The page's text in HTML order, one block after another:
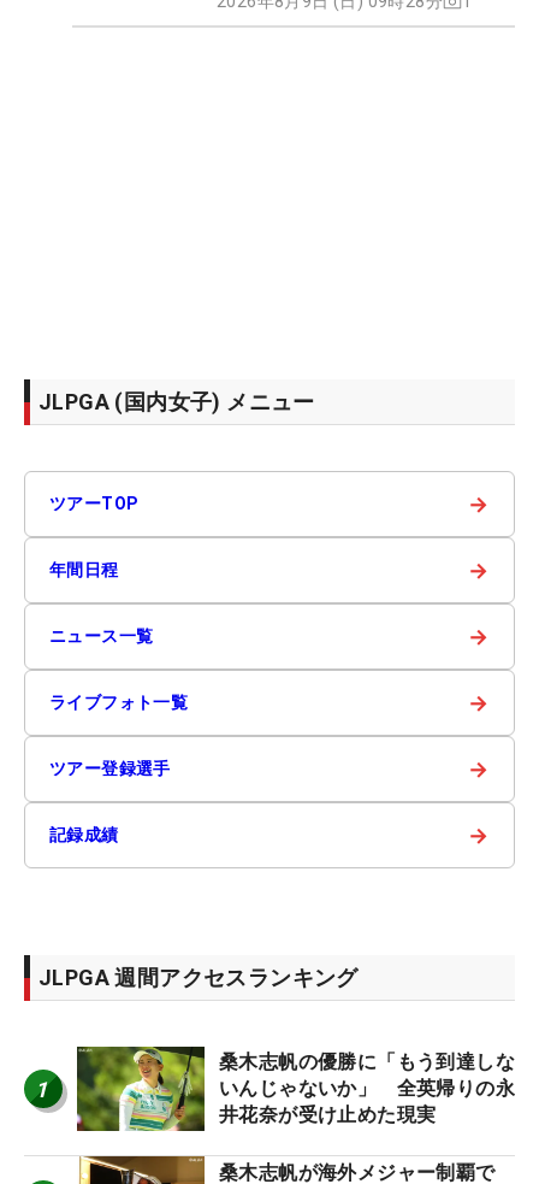
JLPGA (国内女子) メニュー
ツアーTOP →
年間日程 →
ニュース一覧 →
ライブフォト一覧 →
ツアー登録選手 →
記録成績 →
JLPGA 週間アクセスランキング
1
桑木志帆の優勝に「もう到達しな
いんじゃないか」 全英帰りの永
井花奈が受け止めた現実
桑木志帆が海外メジャー制覇で